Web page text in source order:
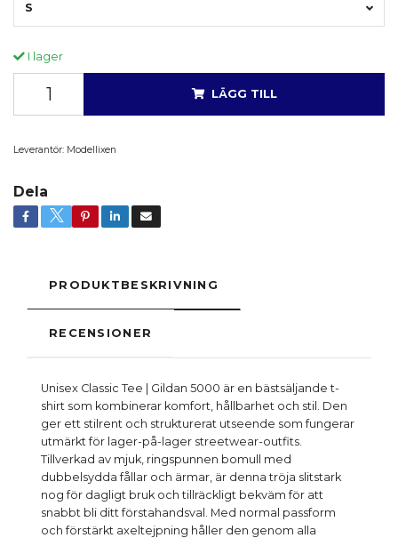
S
I lager
LÄGG TILL
Leverantör: Modellixen
Dela
PRODUKTBESKRIVNING
RECENSIONER
Unisex Classic Tee | Gildan 5000 är en bästsäljande t-
shirt som kombinerar komfort, hållbarhet och stil. Den
ger ett stilrent och strukturerat utseende som fungerar
utmärkt för lager-på-lager streetwear-outfits.
Tillverkad av mjuk, ringspunnen bomull med
dubbelsydda fållar och ärmar, är denna tröja slitstark
nog för dagligt bruk och tillräckligt bekväm för att
snabbt bli ditt förstahandsval. Med normal passform
och förstärkt axeltejpning håller den genom alla